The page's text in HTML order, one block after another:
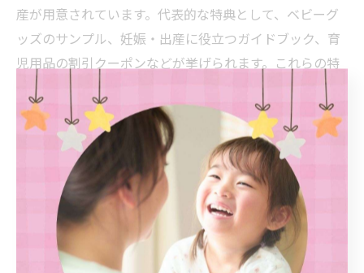
産が用意されています。代表的な特典として、ベビーグ
ッズのサンプル、妊娠・出産に役立つガイドブック、育
児用品の割引クーポンなどが挙げられます。これらの特
典は、実際の出産準備や育児にすぐ役立つアイテムばか
りです。
無料特典を最大限に活かすためには、事前にどんな内容
がもらえるかを調べておくのがポイントです。また、セ
ミナーによってはアンケート回答やSNSでのシェアが特典
受取の条件となる場合もあるため、注意事項をよく確認
しておきましょう。